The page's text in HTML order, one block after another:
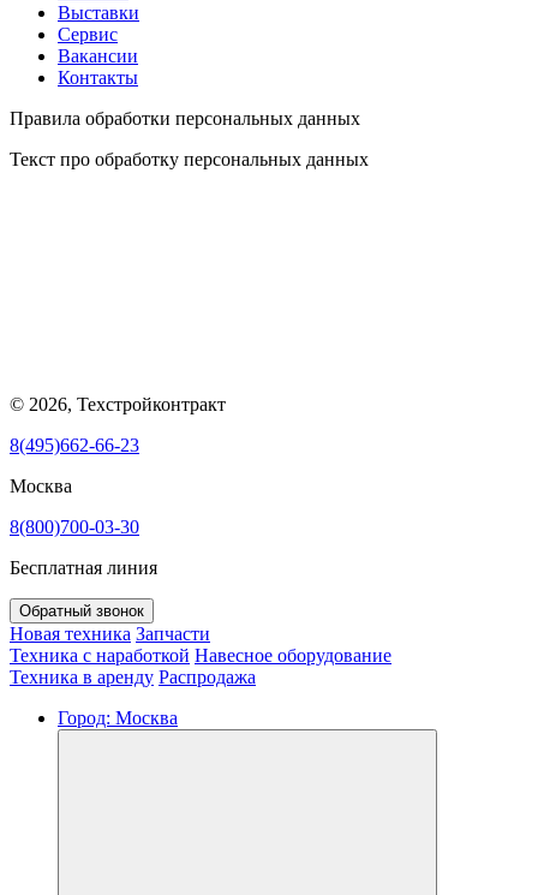
Выставки
Сервис
Вакансии
Контакты
Правила обработки персональных данных
Текст про обработку персональных данных
© 2026, Техстройконтракт
8(495)662-66-23
Москва
8(800)700-03-30
Бесплатная линия
Обратный звонок
Новая техника Запчасти
Техника с наработкой Навесное оборудование
Техника в аренду Распродажа
Город: Москва